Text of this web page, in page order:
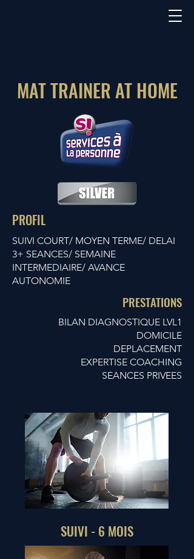
MAT TRAINER AT HOME
PROFIL
SUIVI COURT/ MOYEN TERME/ DELAI
3+ SEANCES/ SEMAINE
INTERMEDIAIRE/ AVANCE
AUTONOMIE
PRESTATIONS
BILAN DIAGNOSTIQUE LVL1
DOMICILE
DEPLACEMENT
EXPERTISE COACHING
SEANCES PRIVEES
SUIVI - 6 MOIS